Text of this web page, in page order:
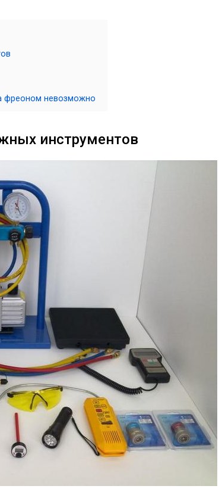
фреоном невозможно
инструментов